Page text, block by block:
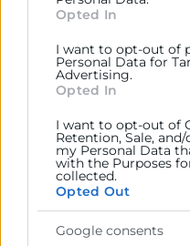
section.Opted In
I want to opt-out of
Personal Data for
Advertising.
Opted In
I want to opt-out of
Retention, Sale,
my Personal Data
with the Purposes
collected.
Opted Out
Google consents
Recursos vinculados:
documento (1)
imagen (1)